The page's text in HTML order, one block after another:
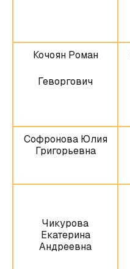
Кочоян Роман
Геворгович
Софронова Юлия
Григорьевна
Чикурова
Екатерина
Андреевна